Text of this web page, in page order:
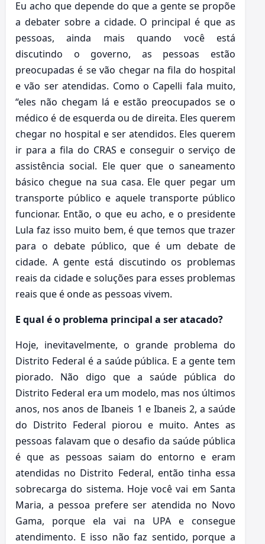
Eu acho que depende do que a gente se propõe
a debater sobre a cidade. O principal é que as
pessoas, ainda mais quando você está
discutindo o governo, as pessoas estão
preocupadas é se vão chegar na fila do hospital
e vão ser atendidas. Como o Capelli fala muito,
“eles não chegam lá e estão preocupados se o
médico é de esquerda ou de direita. Eles querem
chegar no hospital e ser atendidos. Eles querem
ir para a fila do CRAS e conseguir o serviço de
assistência social. Ele quer que o saneamento
básico chegue na sua casa. Ele quer pegar um
transporte público e aquele transporte público
funcionar. Então, o que eu acho, e o presidente
Lula faz isso muito bem, é que temos que trazer
para o debate público, que é um debate de
cidade. A gente está discutindo os problemas
reais da cidade e soluções para esses problemas
reais que é onde as pessoas vivem.
E qual é o problema principal a ser atacado?
Hoje, inevitavelmente, o grande problema do
Distrito Federal é a saúde pública. E a gente tem
piorado. Não digo que a saúde pública do
Distrito Federal era um modelo, mas nos últimos
anos, nos anos de Ibaneis 1 e Ibaneis 2, a saúde
do Distrito Federal piorou e muito. Antes as
pessoas falavam que o desafio da saúde pública
é que as pessoas saiam do entorno e eram
atendidas no Distrito Federal, então tinha essa
sobrecarga do sistema. Hoje você vai em Santa
Maria, a pessoa prefere ser atendida no Novo
Gama, porque ela vai na UPA e consegue
atendimento. E isso não faz sentido, porque a